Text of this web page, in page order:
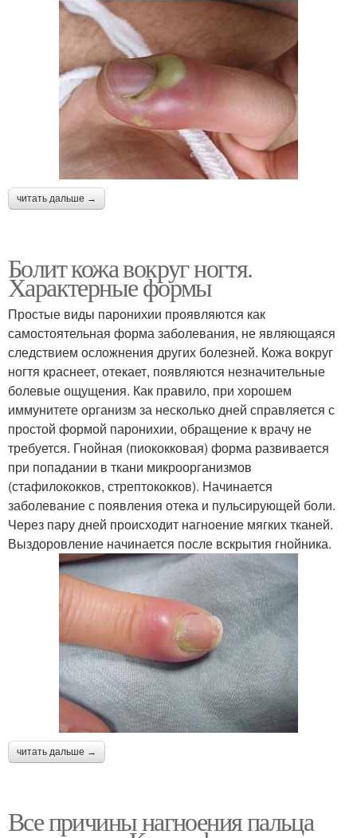
читать дальше →
Болит кожа вокруг ногтя.
Характерные формы
Простые виды паронихии проявляются как
самостоятельная форма заболевания, не являющаяся
следствием осложнения других болезней. Кожа вокруг
ногтя краснеет, отекает, появляются незначительные
болевые ощущения. Как правило, при хорошем
иммунитете организм за несколько дней справляется с
простой формой паронихии, обращение к врачу не
требуется. Гнойная (пиококковая) форма развивается
при попадании в ткани микроорганизмов
(стафилококков, стрептококков). Начинается
заболевание с появления отека и пульсирующей боли.
Через пару дней происходит нагноение мягких тканей.
Выздоровление начинается после вскрытия гнойника.
читать дальше →
Все причины нагноения пальца